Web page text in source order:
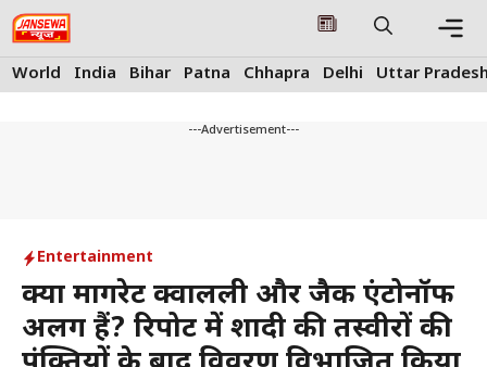
Skip
to
content
World India Bihar Patna Chhapra Delhi Uttar
---Advertisement---
Entertainment
क्या मार्गरेट क्वालली और जैक एंटोनॉफ
अलग हैं? रिपोर्ट में शादी की तस्वीरों की